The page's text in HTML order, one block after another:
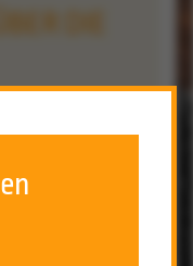
DIE